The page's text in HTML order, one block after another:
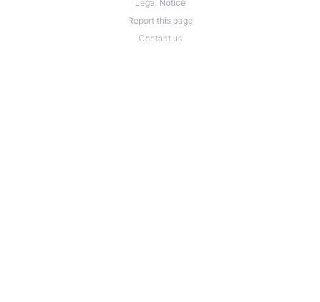
Legal Notice
Report this page
Contact us